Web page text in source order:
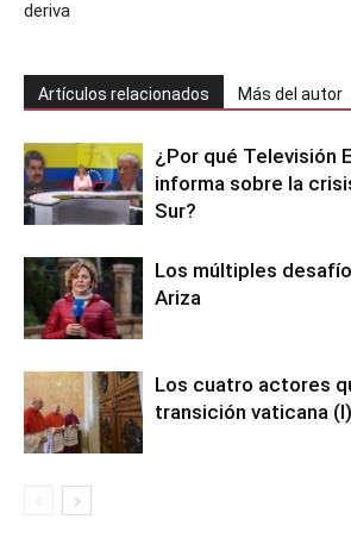
deriva
Artículos relacionados Más del autor
¿Por qué Televisión
informa sobre la
Sur?
Los múltiples
Ariza
Los cuatro actores
transición vaticana (I)